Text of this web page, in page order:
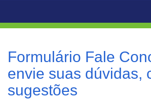
Formulário Fale
envie suas dúvidas,
sugestões